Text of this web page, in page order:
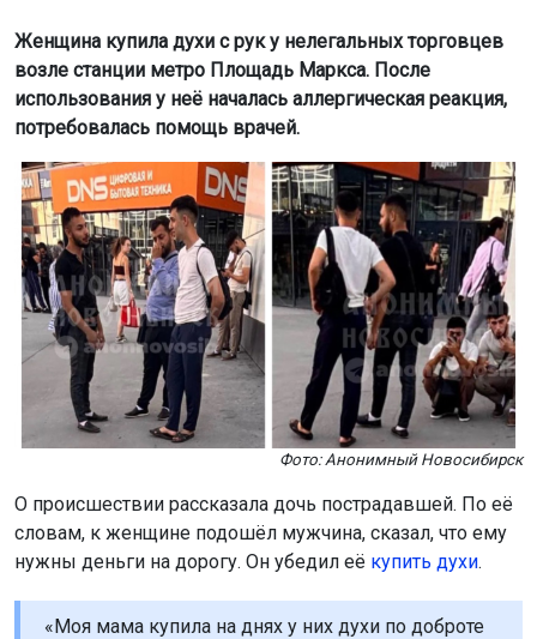
Женщина купила духи с рук у нелегальных торговцев
возле станции метро Площадь Маркса. После
использования у неё началась аллергическая реакция,
потребовалась помощь врачей.
Фото: Анонимный Новосибирск
О происшествии рассказала дочь пострадавшей. По её
словам, к женщине подошёл мужчина, сказал, что ему
нужны деньги на дорогу. Он убедил её купить духи.
«Моя мама купила на днях у них духи по доброте